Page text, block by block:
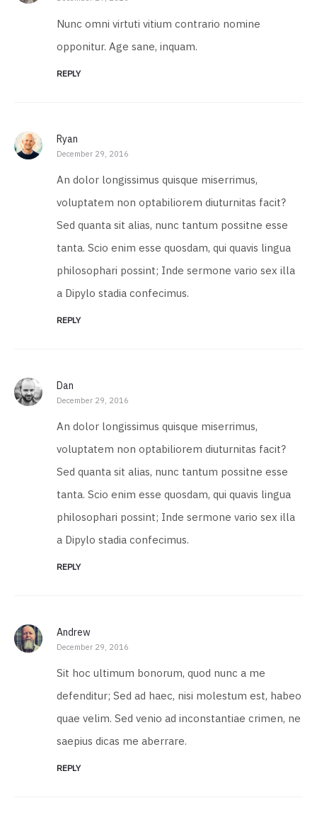
Nunc omni virtuti vitium contrario nomine
opponitur. Age sane, inquam.
REPLY
Ryan
December 29, 2016
An dolor longissimus quisque miserrimus,
voluptatem non optabiliorem diuturnitas facit?
Sed quanta sit alias, nunc tantum possitne esse
tanta. Scio enim esse quosdam, qui quavis lingua
philosophari possint; Inde sermone vario sex illa
a Dipylo stadia confecimus.
REPLY
Dan
December 29, 2016
An dolor longissimus quisque miserrimus,
voluptatem non optabiliorem diuturnitas facit?
Sed quanta sit alias, nunc tantum possitne esse
tanta. Scio enim esse quosdam, qui quavis lingua
philosophari possint; Inde sermone vario sex illa
a Dipylo stadia confecimus.
REPLY
Andrew
December 29, 2016
Sit hoc ultimum bonorum, quod nunc a me
defenditur; Sed ad haec, nisi molestum est, habeo
quae velim. Sed venio ad inconstantiae crimen, ne
saepius dicas me aberrare.
REPLY